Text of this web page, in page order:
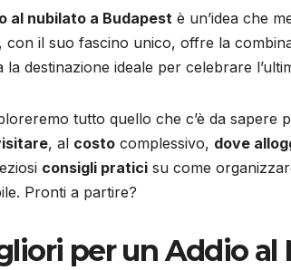
al nubilato a Budapest è un’idea che
con il suo fascino unico, offre la
destinazione ideale per celebrare
tutto quello che c’è da sapere
, al costo complessivo, dove
consigli pratici su come
Pronti a partire?
per un Addio al